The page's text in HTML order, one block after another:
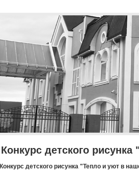
Конкурс детского
Конкурс детского рисунка "Тепло и уют в